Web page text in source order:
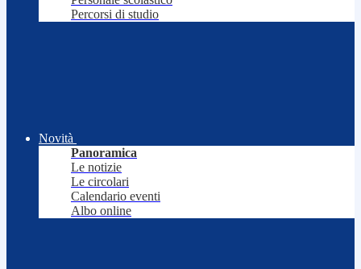
Percorsi di studio
Novità
Panoramica
Le notizie
Le circolari
Calendario eventi
Albo online